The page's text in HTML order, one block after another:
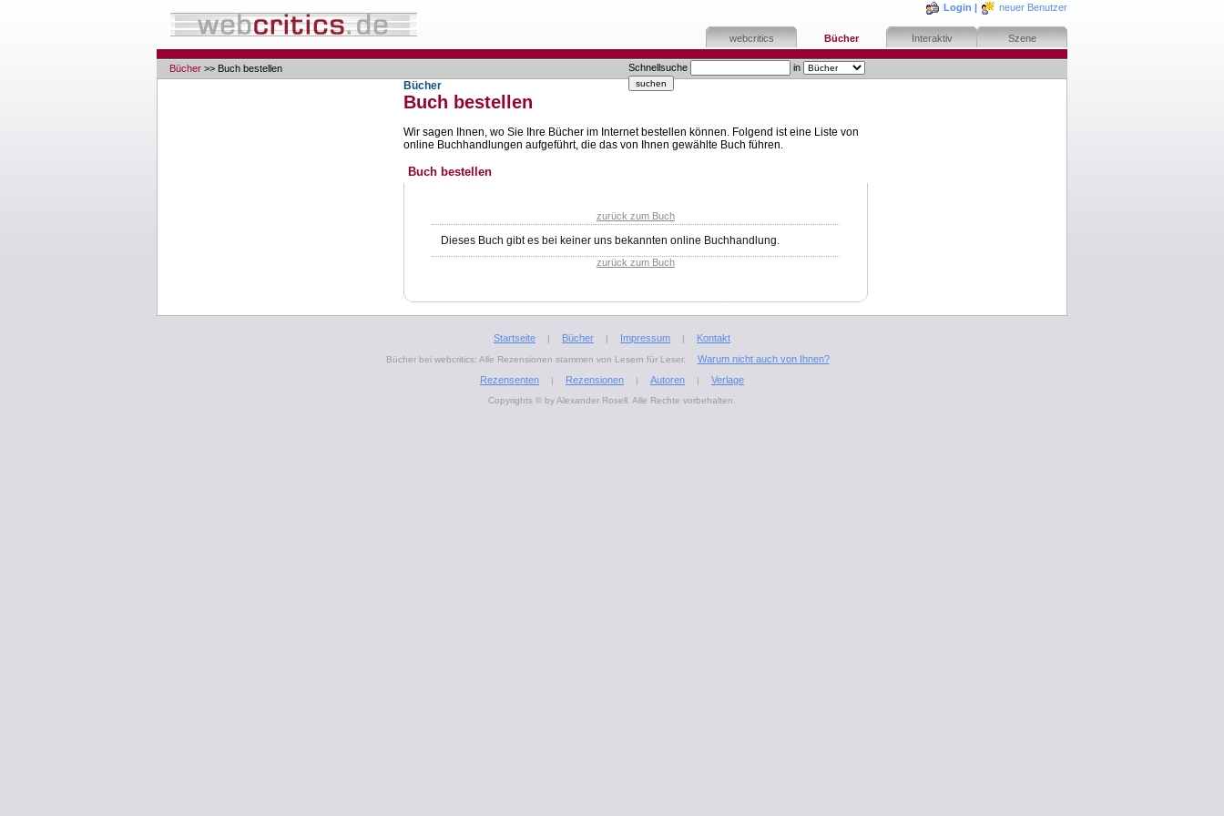
Login | neuer Benutzer
webcritics Bücher Interaktiv Szene
Schnellsuche in
Bücher >> Buch bestellen
Bücher
Buch bestellen
Wir sagen Ihnen, wo Sie Ihre Bücher im Internet bestellen können. Folgend ist eine Liste von
online Buchhandlungen aufgeführt, die das von Ihnen gewählte Buch führen.
Buch bestellen
zurück zum Buch
Dieses Buch gibt es bei keiner uns bekannten online Buchhandlung.
zurück zum Buch
Startseite | Bücher | Impressum | Kontakt
Bücher bei webcritics: Alle Rezensionen stammen von Lesern für Leser.
Warum nicht auch von Ihnen?
Rezensenten
| Rezensionen | Autoren | Verlage
Copyrights © by Alexander Rosell. Alle Rechte vorbehalten.